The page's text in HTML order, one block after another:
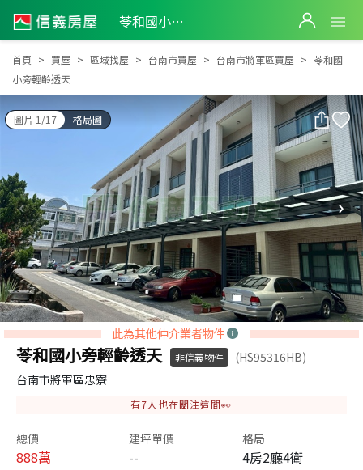
苓和國小旁輕齡透天
苓和國小旁輕齡透天
首頁 買屋 區域找屋 台南市買屋 台南市將軍區買屋
苓和國
小旁輕齡透天
圖片 1/17 格局圖
此為其他仲介業者物件
苓和國小旁輕齡透天 非信義物件
(HS95316HB)
台南市將軍區忠寮
有7人也在關注這間👀
總價
888萬
建坪單價
--
格局
4房2廳4衛